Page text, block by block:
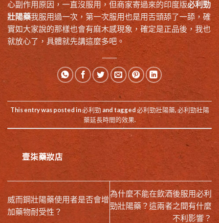
心副作用原因，一直沒服用，但商家寄過來的印度版必利勁
壯陽藥我服用過一次，第一次服用也是用舌頭舔了一舔，確
實如大家說的那樣也會有麻木感現象，確定是正品後，我也
就放心了，具體就先講這麼多吧。
This entry was posted in必利勁 and tagged必利勁壯陽藥,必利勁壯陽
藥延長時間的效果.
壹柒藥妝店
威而鋼壯陽藥使用者是否會增
加藥物耐受性？
為什麼不能在飲酒後服用必利
勁壯陽藥？這兩者之間有什麼
不利影響？